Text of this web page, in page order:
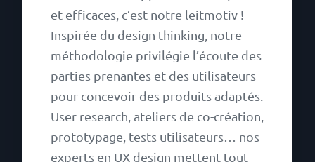
et efficaces, c’est notre leitmotiv !
Inspirée du design thinking, notre
méthodologie privilégie l’écoute des
parties prenantes et des utilisateurs
pour concevoir des produits adaptés.
User research, ateliers de co-création,
prototypage, tests utilisateurs… nos
experts en UX design mettent tout